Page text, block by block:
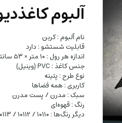
آلبوم کاغذدیواری کربن 1
نام آلبوم : کربن
قابلیت شستشو : دارد
اندازه هر رول : ۱۰ متر × ۵۳ سانتیمتر
جنس کاغذ : PVC (وینیل)
نوع طرح : پتینه
کاربری : همه فضاها
سبک : مدرن / پست مدرن
رنگ : قهوه‌ای
دیگر رنگ‌ها : ۱۰۱۱۰ / ۱۰۱۱۲ / ۱۰۱۱۳ / ۱۰۱۱۴ / ۱۰۱۱۵ / ۱۰۱۱۶ / ۱۰۱۱۷ / ۱۰۱۱۸ / ۱۰۱۱۹ / ۱